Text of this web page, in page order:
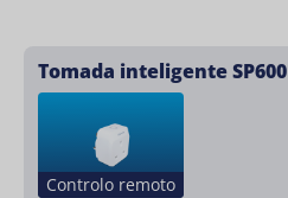
Tomada inteligente SP600
Controlo remoto